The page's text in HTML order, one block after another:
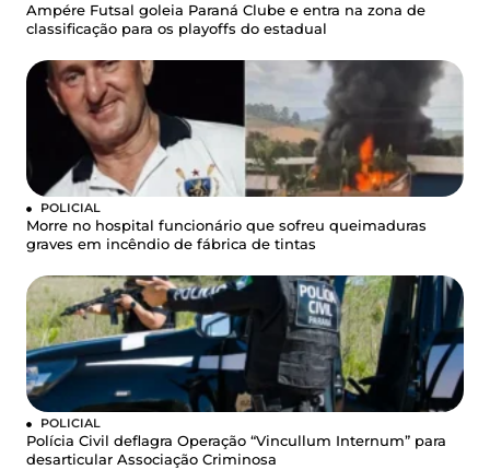
Ampére Futsal goleia Paraná Clube e entra na zona de
classificação para os playoffs do estadual
POLICIAL
Morre no hospital funcionário que sofreu queimaduras
graves em incêndio de fábrica de tintas
POLICIAL
Polícia Civil deflagra Operação “Vincullum Internum” para
desarticular Associação Criminosa